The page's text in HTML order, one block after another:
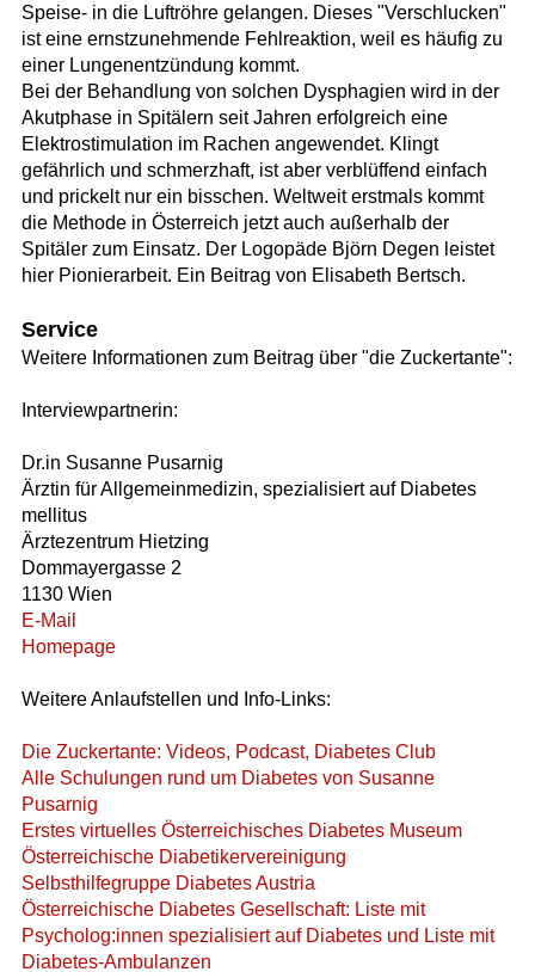
Speise- in die Luftröhre gelangen. Dieses "Verschlucken"
ist eine ernstzunehmende Fehlreaktion, weil es häufig zu
einer Lungenentzündung kommt.
Bei der Behandlung von solchen Dysphagien wird in der
Akutphase in Spitälern seit Jahren erfolgreich eine
Elektrostimulation im Rachen angewendet. Klingt
gefährlich und schmerzhaft, ist aber verblüffend einfach
und prickelt nur ein bisschen. Weltweit erstmals kommt
die Methode in Österreich jetzt auch außerhalb der
Spitäler zum Einsatz. Der Logopäde Björn Degen leistet
hier Pionierarbeit. Ein Beitrag von Elisabeth Bertsch.
Service
Weitere Informationen zum Beitrag über "die Zuckertante":
Interviewpartnerin:
Dr.in Susanne Pusarnig
Ärztin für Allgemeinmedizin, spezialisiert auf Diabetes
mellitus
Ärztezentrum Hietzing
Dommayergasse 2
1130 Wien
E-Mail
Homepage
Weitere Anlaufstellen und Info-Links:
Die Zuckertante: Videos, Podcast, Diabetes Club
Alle Schulungen rund um Diabetes von Susanne
Pusarnig
Erstes virtuelles Österreichisches Diabetes Museum
Österreichische Diabetikervereinigung
Selbsthilfegruppe Diabetes Austria
Österreichische Diabetes Gesellschaft: Liste mit
Psycholog:innen spezialisiert auf Diabetes und Liste mit
Diabetes-Ambulanzen